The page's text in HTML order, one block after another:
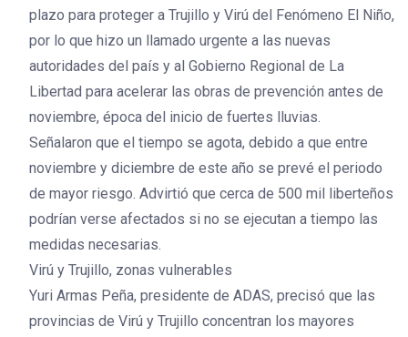
plazo para proteger a Trujillo y Virú del Fenómeno El Niño,
por lo que hizo un llamado urgente a las nuevas
autoridades del país y al Gobierno Regional de La
Libertad para acelerar las obras de prevención antes de
noviembre, época del inicio de fuertes lluvias.
Señalaron que el tiempo se agota, debido a que entre
noviembre y diciembre de este año se prevé el periodo
de mayor riesgo. Advirtió que cerca de 500 mil liberteños
podrían verse afectados si no se ejecutan a tiempo las
medidas necesarias.
Virú y Trujillo, zonas vulnerables
Yuri Armas Peña, presidente de ADAS, precisó que las
provincias de Virú y Trujillo concentran los mayores